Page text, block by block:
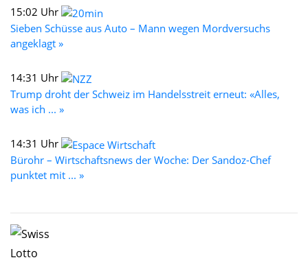
15:02 Uhr
Sieben Schüsse aus Auto – Mann wegen Mordversuchs
angeklagt »
14:31 Uhr
Trump droht der Schweiz im Handelsstreit erneut: «Alles,
was ich ... »
14:31 Uhr
Bürohr – Wirtschaftsnews der Woche: Der Sandoz-Chef
punktet mit ... »